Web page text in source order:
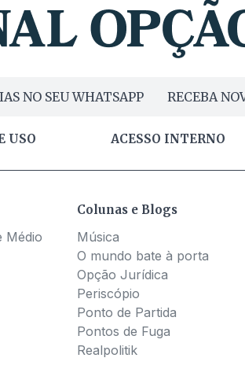
NO SEU WHATSAPP RECEBA
USO ACESSO INTERNO
Médio
Colunas e Blogs
Música
O mundo bate à porta
Opção Jurídica
Periscópio
Ponto de Partida
Pontos de Fuga
Realpolitik